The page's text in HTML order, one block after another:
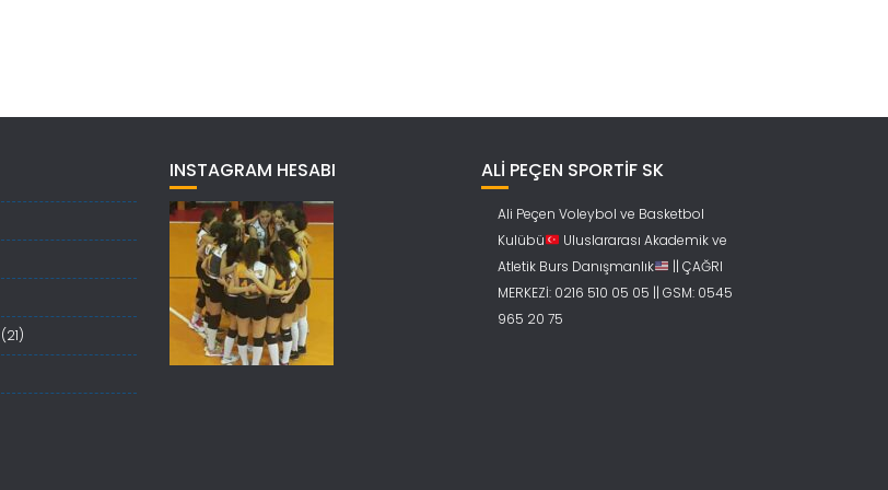
(21)
INSTAGRAM HESABI ALİ PEÇEN SPORTİF SK
Ali Peçen Voleybol ve Basketbol
Kulübü
Uluslararası Akademik ve
Atletik Burs Danışmanlık
|| ÇAĞRI
MERKEZİ: 0216 510 05 05 || GSM: 0545
965 20 75